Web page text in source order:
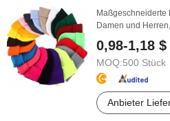
Maßgeschneiderte
Damen und
0,98-1,18 $
MOQ:500 Stück
Anbieter